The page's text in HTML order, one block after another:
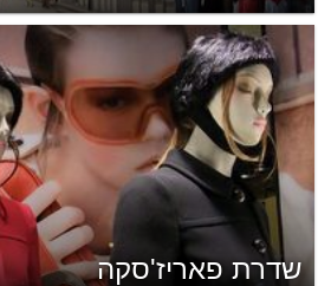
שדרת פאריז'סקה